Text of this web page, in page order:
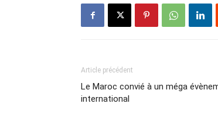
Article précédent
Le Maroc convié à un méga
international